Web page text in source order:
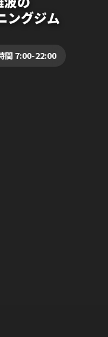
ングジム
間 7:00-22:00